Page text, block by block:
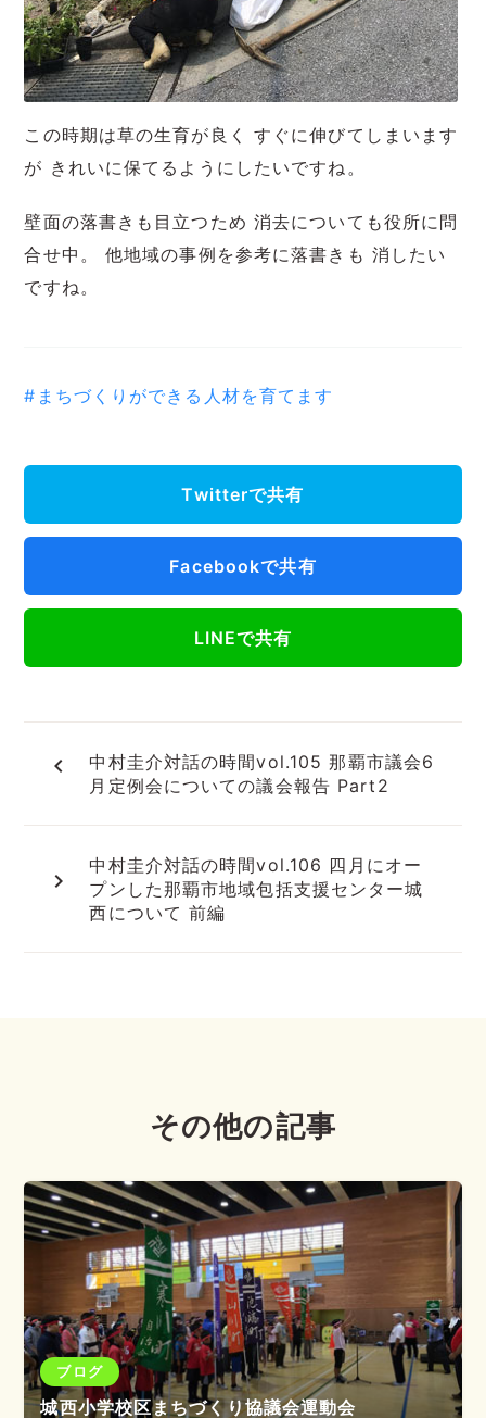
この時期は草の生育が良く すぐに伸びてしまいます
が きれいに保てるようにしたいですね。
壁面の落書きも目立つため 消去についても役所に問
合せ中。 他地域の事例を参考に落書きも 消したい
ですね。
#まちづくりができる人材を育てます
Twitterで共有
Facebookで共有
LINEで共有
navigate_before
中村圭介対話の時間vol.105 那覇市議会6
月定例会についての議会報告 Part2
navigate_next
中村圭介対話の時間vol.106 四月にオー
プンした那覇市地域包括支援センター城
西について 前編
その他の記事
ブログ
城西小学校区まちづくり協議会運動会